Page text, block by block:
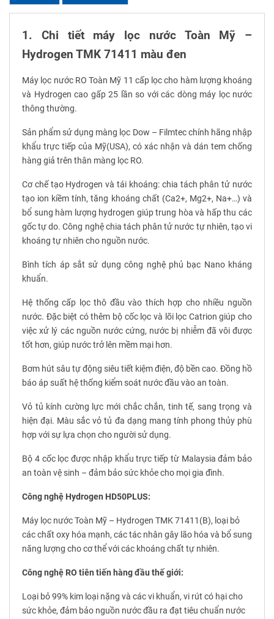
1. Chi tiết máy lọc nước Toàn Mỹ –
Hydrogen TMK 71411 màu đen
Máy lọc nước RO Toàn Mỹ 11 cấp lọc cho hàm lượng khoáng
và Hydrogen cao gấp 25 lần so với các dòng máy lọc nước
thông thường.
Sản phẩm sử dụng màng lọc Dow – Filmtec chính hãng nhập
khẩu trực tiếp của Mỹ(USA), có xác nhận và dán tem chống
hàng giả trên thân màng lọc RO.
Cơ chế tạo Hydrogen và tái khoáng: chia tách phân tử nước
tạo ion kiềm tính, tăng khoáng chất (Ca2+, Mg2+, Na+…) và
bổ sung hàm lượng hydrogen giúp trung hòa và hấp thu các
gốc tự do. Công nghệ chia tách phân tử nước tự nhiên, tạo vi
khoáng tự nhiên cho nguồn nước.
Bình tích áp sắt sử dụng công nghệ phủ bạc Nano kháng
khuẩn.
Hệ thống cấp lọc thô đầu vào thích hợp cho nhiều nguồn
nước. Đặc biệt có thêm bộ cốc lọc và lõi lọc Catrion giúp cho
việc xử lý các nguồn nước cứng, nước bị nhiễm đã vôi được
tốt hơn, giúp nước trở lên mềm mại hơn.
Bơm hút sâu tự động siêu tiết kiệm điện, độ bền cao. Đồng hồ
báo áp suất hệ thống kiểm soát nước đầu vào an toàn.
Vỏ tủ kính cường lực mới chắc chắn, tinh tế, sang trọng và
hiện đại. Màu sắc vỏ tủ đa dạng mang tính phong thủy phù
hợp với sự lựa chọn cho người sử dụng.
Bộ 4 cốc lọc được nhập khẩu trực tiếp từ Malaysia đảm bảo
an toàn vệ sinh – đảm bảo sức khỏe cho mọi gia đình.
Công nghệ Hydrogen HD50PLUS:
Máy lọc nước Toàn Mỹ – Hydrogen TMK 71411(B), loại bỏ
các chất oxy hóa mạnh, các tác nhân gây lão hóa và bổ sung
năng lượng cho cơ thể với các khoáng chất tự nhiên.
Công nghệ RO tiên tiến hàng đầu thế giới:
Loại bỏ 99% kim loại nặng và các vi khuẩn, vi rút có hại cho
sức khỏe, đảm bảo nguồn nước đầu ra đạt tiêu chuẩn nước